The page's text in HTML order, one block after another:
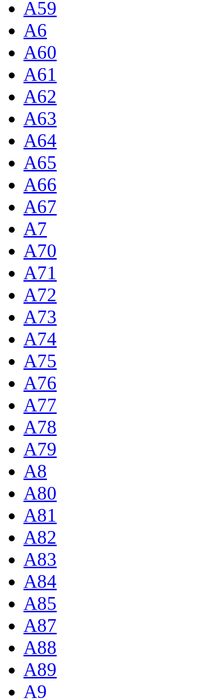
A59
A6
A60
A61
A62
A63
A64
A65
A66
A67
A7
A70
A71
A72
A73
A74
A75
A76
A77
A78
A79
A8
A80
A81
A82
A83
A84
A85
A87
A88
A89
A9